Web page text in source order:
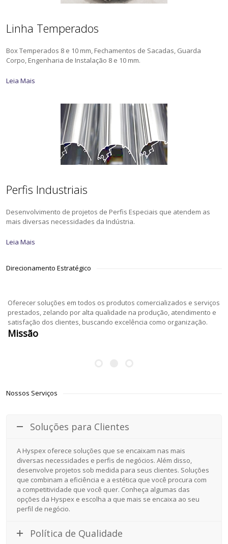
Linha Temperados
Box Temperados 8 e 10 mm, Fechamentos de Sacadas, Guarda
Corpo, Engenharia de Instalação 8 e 10 mm.
Leia Mais
Perfis Industriais
Desenvolvimento de projetos de Perfis Especiais que atendem as
mais diversas necessidades da Indústria.
Leia Mais
Direcionamento Estratégico
Oferecer soluções em todos os produtos comercializados e serviços
prestados, zelando por alta qualidade na produção, atendimento e
satisfação dos clientes, buscando excelência como organização.
Missão
Nossos Serviços
Soluções para Clientes
A Hyspex oferece soluções que se encaixam nas mais
diversas necessidades e perfis de negócios. Além disso,
desenvolve projetos sob medida para seus clientes. Soluções
que combinam a eficiência e a estética que você procura com
a competitividade que você quer. Conheça algumas das
opções da Hyspex e escolha a que mais se encaixa ao seu
perfil de negócio.
Política de Qualidade